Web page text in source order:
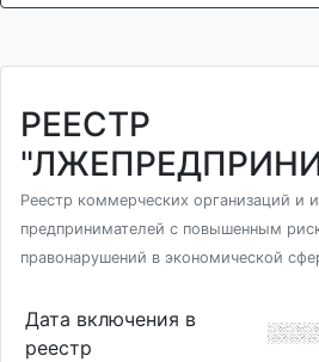
РЕЕСТР
Реестр коммерческих организаций и
предпринимателей с повышенным
правонарушений в экономической
Дата включения в
реестр